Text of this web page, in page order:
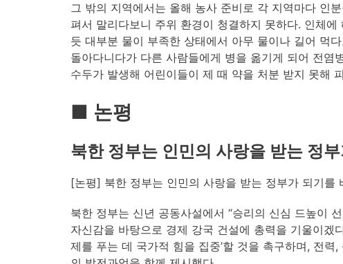
그 밖의 지역에서는 올해 농사 준비로 각 지역마다 인
펴서 말리다보니 주위 환경이 청결하지 못하다. 인체
듯 대부분 물이 부족한 상태에서 아무 물이나 길어 먹
돌아다니다가 다른 사람들에게 병을 옮기게 되어 전
수두가 발생해 어린이들이 제 때 약을 처분 받지 못해
■ 논평
북한 정부는 인민의 사랑을 받는 정
[논평] 북한 정부는 인민의 사랑을 받는 정부가 되기를
북한 정부는 신년 공동사설에서 “승리의 신심 드높이
자신감을 바탕으로 경제 강국 건설에 총력을 기울이겠
제를 푸는 데 국가적 힘을 집중’할 것을 촉구하며, 전